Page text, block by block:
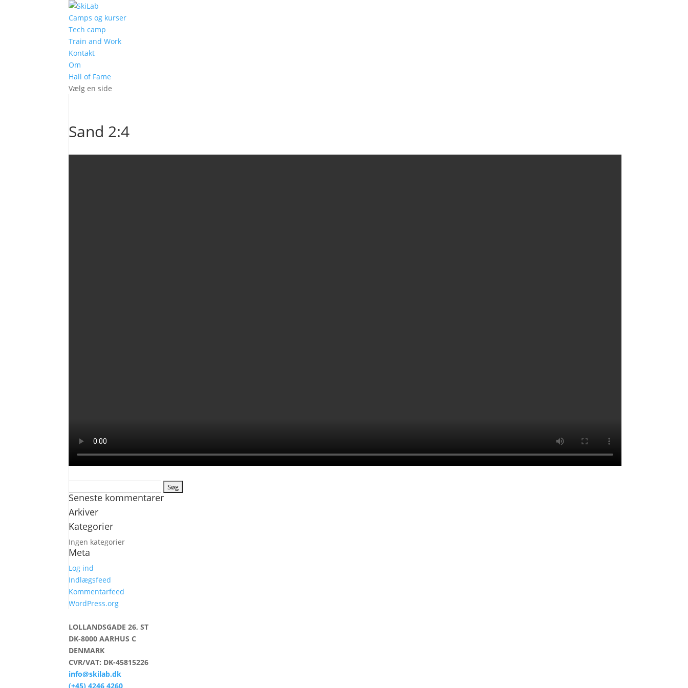
Camps og kurser
Tech camp
Train and Work
Kontakt
Om
Hall of Fame
Vælg en side
Sand 2:4
efter:
Seneste kommentarer
Arkiver
Kategorier
Ingen kategorier
Meta
Log ind
Indlægsfeed
Kommentarfeed
WordPress.org
LOLLANDSGADE 26, ST
DK-8000 AARHUS C
DENMARK
CVR/VAT: DK-45815226
info@skilab.dk
(+45) 4246 4260